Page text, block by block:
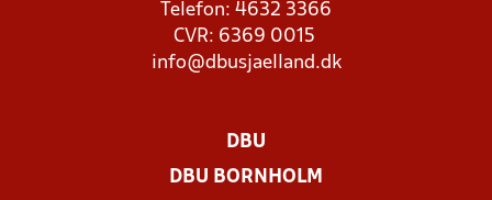
Telefon: 4632 3366
CVR: 6369 0015
info@dbusjaelland.dk
DBU
DBU BORNHOLM